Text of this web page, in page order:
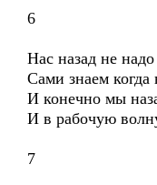
6
Нас назад не
Сами знаем когда
И конечно мы
И в рабочую
7